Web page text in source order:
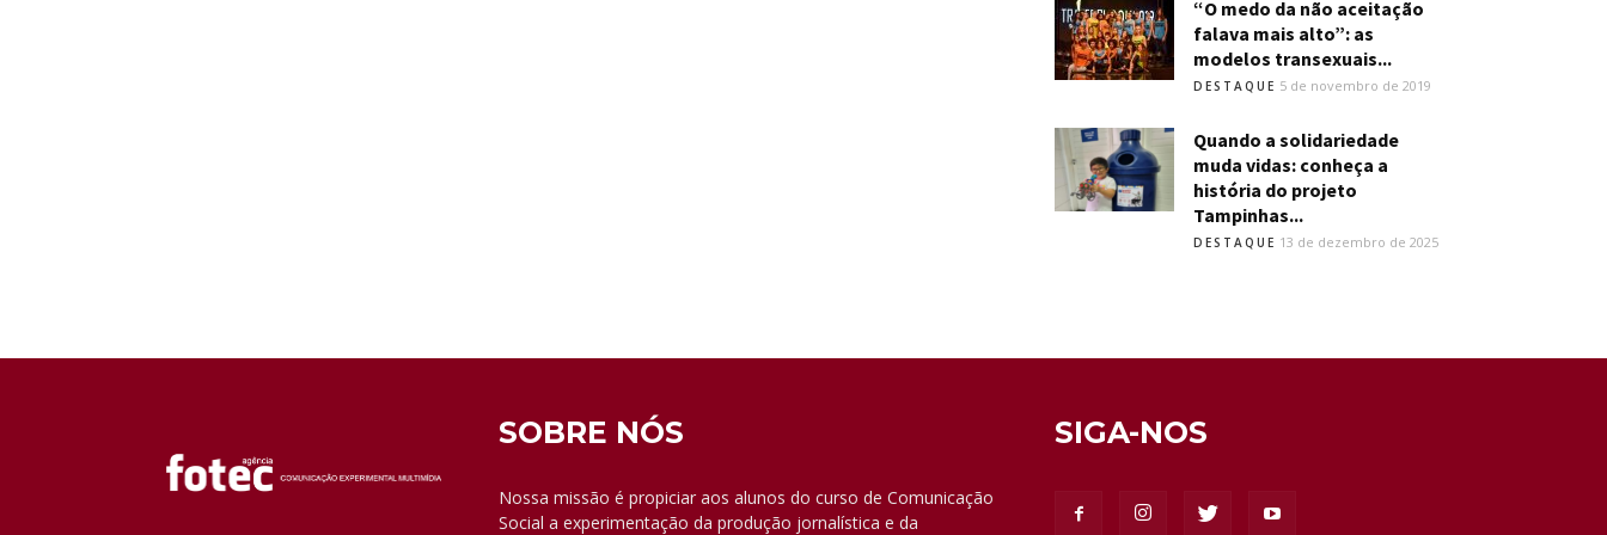
“O medo da não aceitação
falava mais alto”: as
modelos transexuais...
DESTAQUE 5 de novembro de 2019
Quando a solidariedade
muda vidas: conheça a
história do projeto
Tampinhas...
DESTAQUE 13 de dezembro de 2025
SOBRE NÓS
Nossa missão é propiciar aos alunos do curso de Comunicação
Social a experimentação da produção jornalística e da
SIGA-NOS